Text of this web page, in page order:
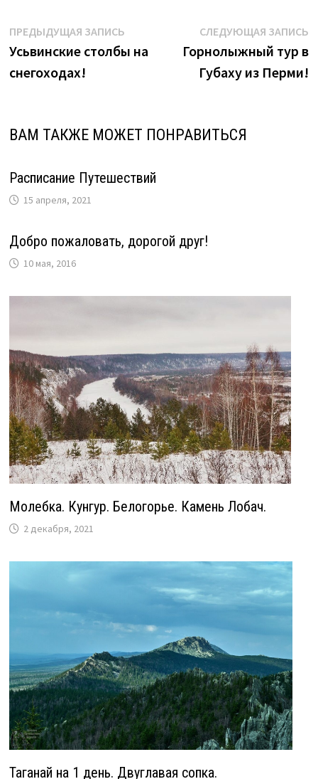
Навигация
по
записям
ПРЕДЫДУЩАЯ ЗАПИСЬПредыдущая
запись:
Усьвинские столбы на
снегоходах!
СЛЕДУЮЩАЯ ЗАПИСЬ
Горнолыжный тур в
Губаху из Перми!
ВАМ ТАКЖЕ МОЖЕТ ПОНРАВИТЬСЯ
Расписание Путешествий
15 апреля, 2021
Добро пожаловать, дорогой друг!
10 мая, 2016
Молебка. Кунгур. Белогорье. Камень Лобач.
2 декабря, 2021
Таганай на 1 день. Двуглавая сопка.